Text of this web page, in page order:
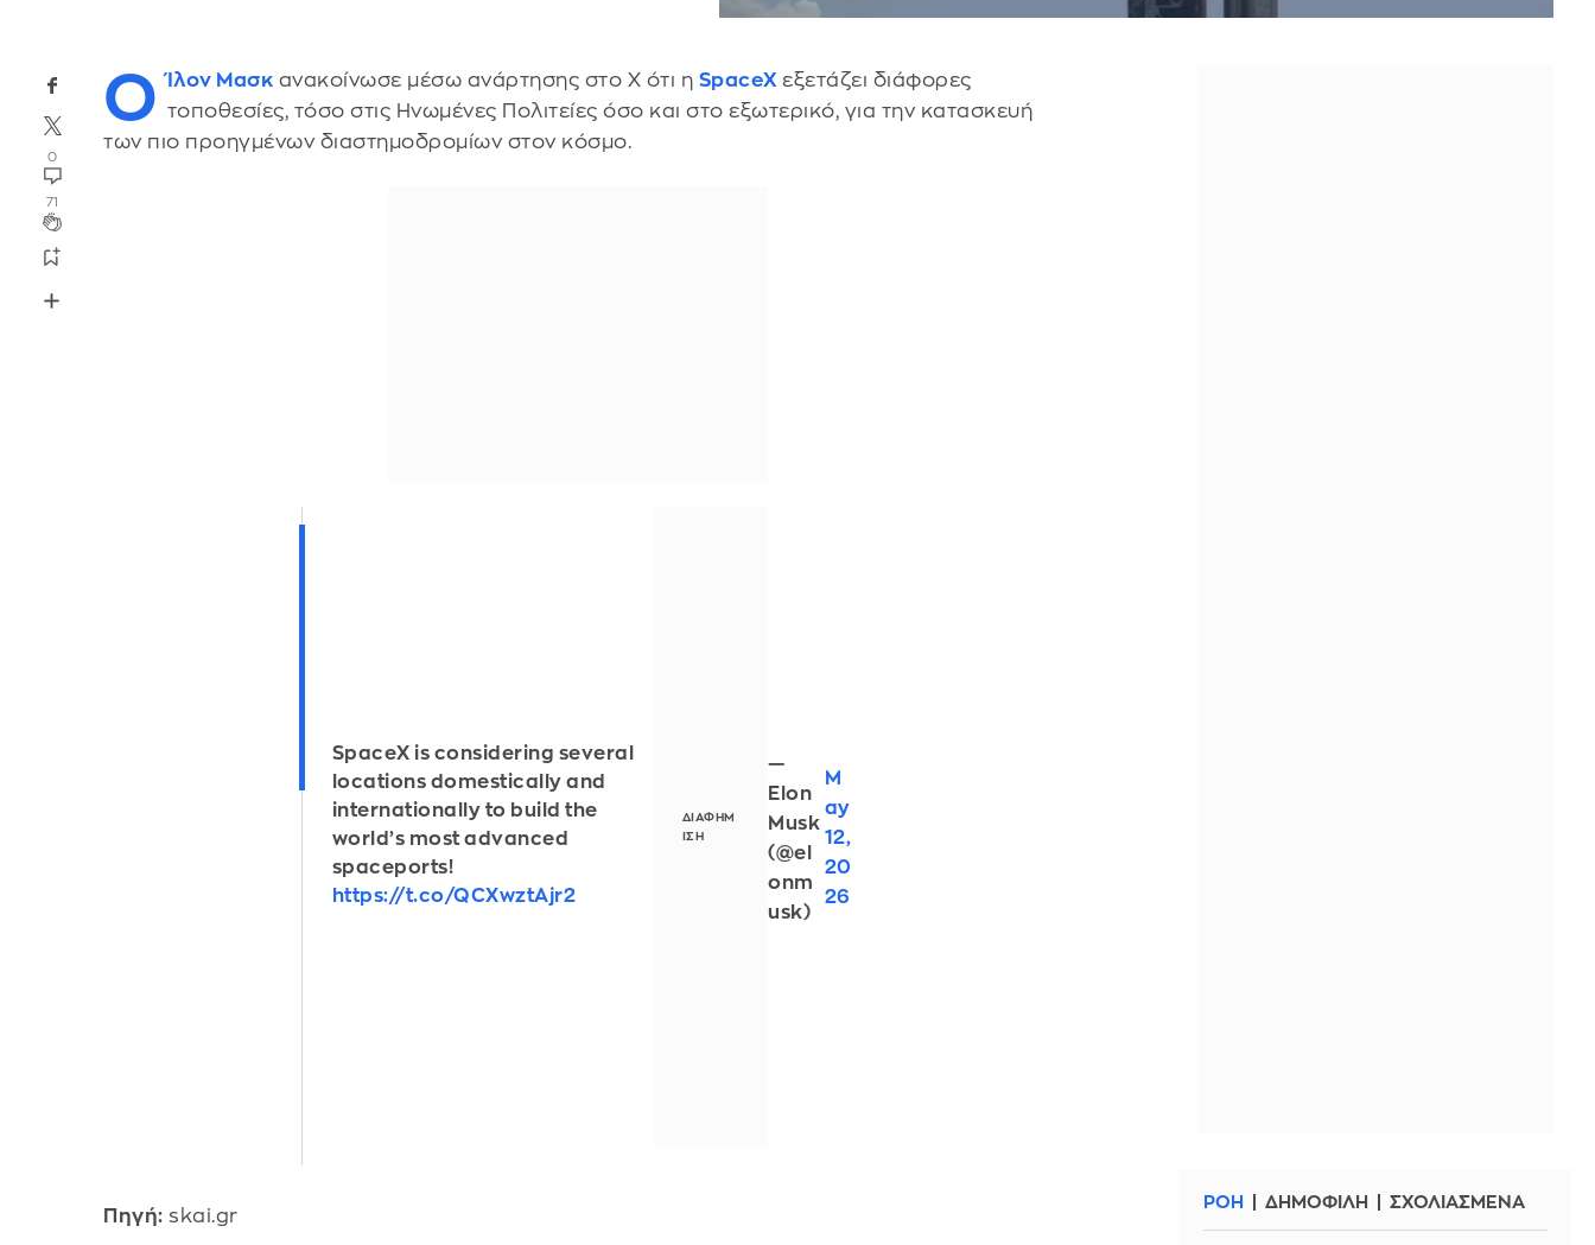
0
71
Ο Ίλον Μασκ ανακοίνωσε μέσω ανάρτησης στο X ότι η SpaceXεξετάζει διάφορες
τοποθεσίες, τόσο στις Ηνωμένες Πολιτείες όσο και στο εξωτερικό, για την κατασκευή
των πιο προηγμένων διαστημοδρομίων στον κόσμο.
SpaceX is considering several
locations domestically and
internationally to build the
world’s most advanced
spaceports!
https://t.co/QCXwztAjr2
—
Elon
Musk
(@el
onm
usk)
M
ay
12,
20
26
Πηγή: skai.gr
ΡΟΗ ΔΗΜΟΦΙΛΗ ΣΧΟΛΙΑΣΜΕΝΑ